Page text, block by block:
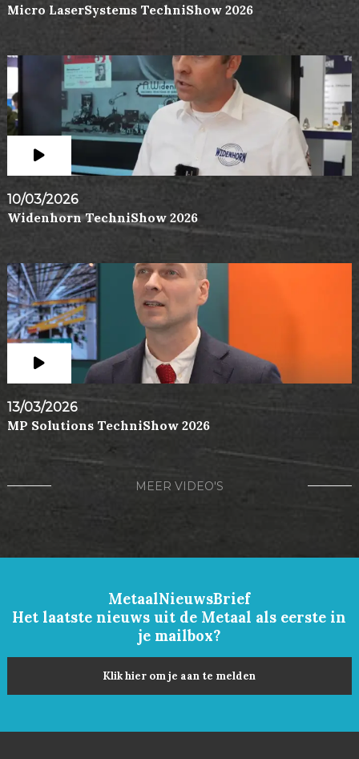
Micro LaserSystems TechniShow 2026
10/03/2026
Widenhorn TechniShow 2026
13/03/2026
MP Solutions TechniShow 2026
MEER VIDEO'S
MetaalNieuwsBrief
Het laatste nieuws uit de Metaal als eerste in
je mailbox?
Klik hier om je aan te melden